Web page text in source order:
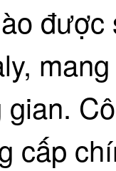
được
cấp